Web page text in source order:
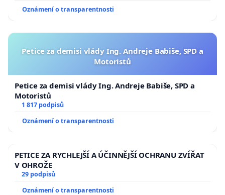
Oznámení o transparentnosti
Petice za demisi vlády Ing. Andreje Babiše, SPD a
Motoristů
Petice za demisi vlády Ing. Andreje Babiše, SPD a
Motoristů
1 817 podpisů
Oznámení o transparentnosti
PETICE ZA RYCHLEJŠÍ A ÚČINNĚJŠÍ OCHRANU ZVÍŘAT
V OHROŽE
29 podpisů
Oznámení o transparentnosti